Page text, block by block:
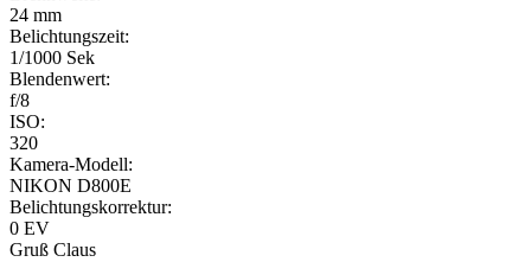
24 mm
Belichtungszeit:
1/1000 Sek
Blendenwert:
f/8
ISO:
320
Kamera-Modell:
NIKON D800E
Belichtungskorrektur:
0 EV
Gruß Claus